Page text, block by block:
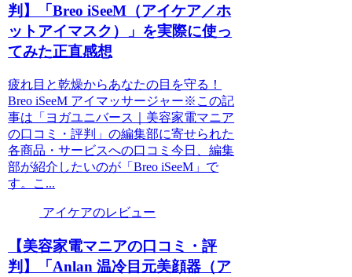
判】「Breo iSeeM（アイケア／ホ
ットアイマスク）」を実際に使っ
てみた正直感想
疲れ目と乾燥からあなたの目を守る！
Breo iSeeM アイマッサージャー※この記
事は「ヨガユニバース｜美容家電マニア
の口コミ・評判」の編集部に寄せられた
各商品・サービスへの口コミ今日、編集
部が紹介したいのが「Breo iSeeM」で
す。こ...
アイケアのレビュー
【美容家電マニアの口コミ・評
判】「Anlan 温冷目元美顔器（ア